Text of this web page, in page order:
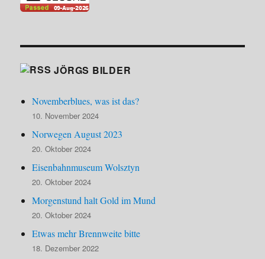
JÖRGS BILDER
Novemberblues, was ist das?
10. November 2024
Norwegen August 2023
20. Oktober 2024
Eisenbahnmuseum Wolsztyn
20. Oktober 2024
Morgenstund halt Gold im Mund
20. Oktober 2024
Etwas mehr Brennweite bitte
18. Dezember 2022